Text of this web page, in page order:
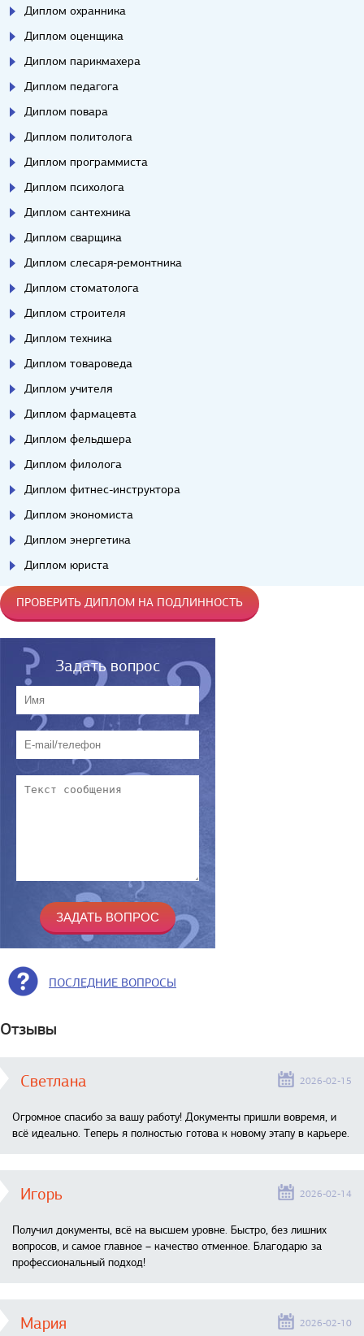
Диплом охранника
Диплом оценщика
Диплом парикмахера
Диплом педагога
Диплом повара
Диплом политолога
Диплом программиста
Диплом психолога
Диплом сантехника
Диплом сварщика
Диплом слесаря-ремонтника
Диплом стоматолога
Диплом строителя
Диплом техника
Диплом товароведа
Диплом учителя
Диплом фармацевта
Диплом фельдшера
Диплом филолога
Диплом фитнес-инструктора
Диплом экономиста
Диплом энергетика
Диплом юриста
ПРОВЕРИТЬ ДИПЛОМ НА ПОДЛИННОСТЬ
Задать вопрос
ПОСЛЕДНИЕ ВОПРОСЫ
Отзывы
Светлана 2026-02-15
Огромное спасибо за вашу работу! Документы пришли вовремя, и
всё идеально. Теперь я полностью готова к новому этапу в карьере.
Игорь 2026-02-14
Получил документы, всё на высшем уровне. Быстро, без лишних
вопросов, и самое главное – качество отменное. Благодарю за
профессиональный подход!
Мария 2026-02-10